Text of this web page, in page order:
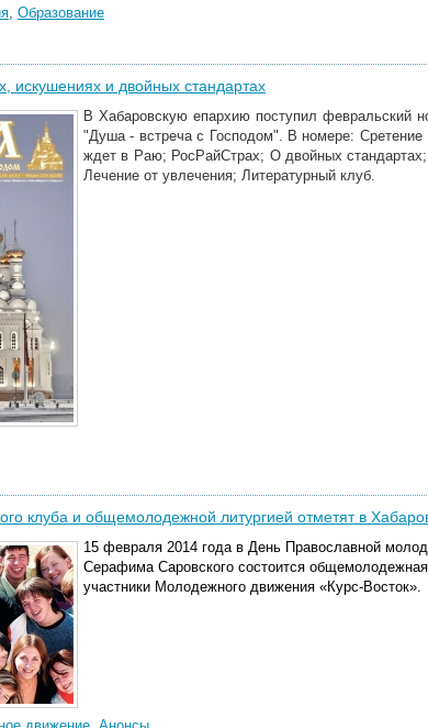
, Образование
искушениях и двойных стандартах
В Хабаровскую епархию поступил февральский
"Душа - встреча с Господом". В номере:
ждет в Раю; РосРайСтрах; О двойных
Лечение от увлечения; Литературный клуб.
клуба и общемолодежной литургией отметят в
15 февраля 2014 года в День Православной
Серафима Саровского состоится общемолодежная
участники Молодежного движения «Курс-Восток».